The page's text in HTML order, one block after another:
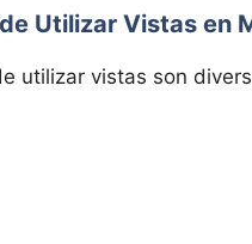
Utilizar Vistas en
utilizar vistas son